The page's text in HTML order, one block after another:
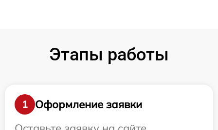
Этапы работы
1
Оформление заявки